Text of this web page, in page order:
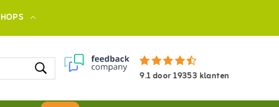
9.1door19353 klanten